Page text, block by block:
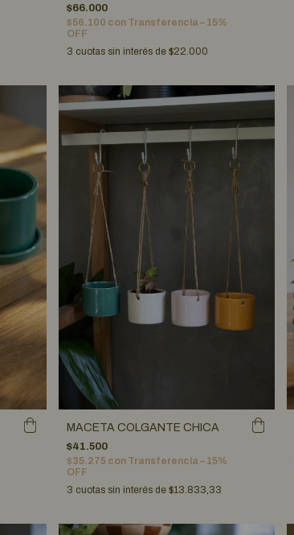
$66.000
$56.100 con Transferencia – 15%
OFF
3 cuotas sin interés de $22.000
MACETA COLGANTE CHICA
$41.500
$35.275 con Transferencia – 15%
OFF
3 cuotas sin interés de $13.833,33